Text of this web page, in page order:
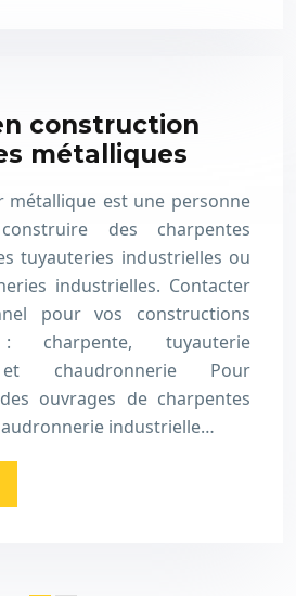
construction
métalliques
métallique est une personne
des charpentes
tuyauteries industrielles ou
industrielles. Contacter
pour vos constructions
: charpente, tuyauterie
chaudronnerie Pour
ouvrages de charpentes
industrielle…